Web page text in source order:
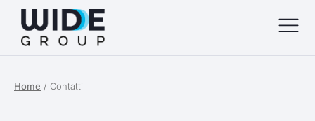
Home / Contatti